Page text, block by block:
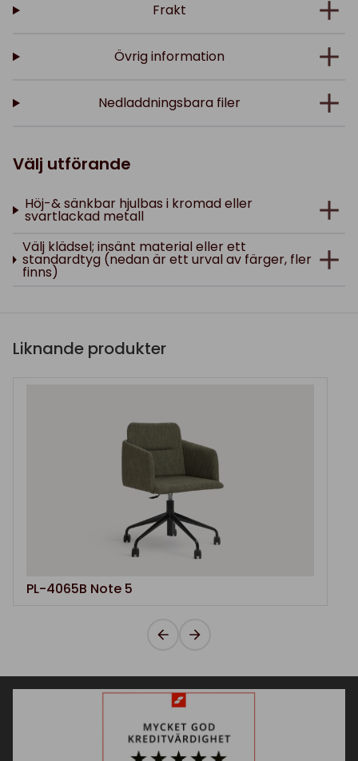
Frakt
Övrig information
Nedladdningsbara filer
Välj utförande
Höj-& sänkbar hjulbas i kromad eller
svartlackad metall
Välj klädsel; insänt material eller ett
standardtyg (nedan är ett urval av färger, fler
finns)
Liknande produkter
PL-4065B Note 5